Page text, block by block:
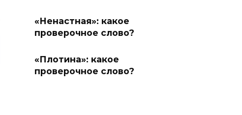
«Ненастная»: какое
проверочное слово?
«Плотина»: какое
проверочное слово?